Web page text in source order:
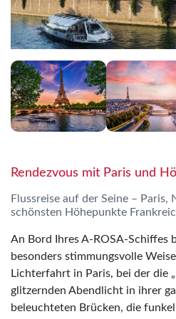
Rendezvous mit Paris und
Flussreise auf der Seine – Paris,
schönsten Höhepunkte
An Bord Ihres A-ROSA-Schiffes
besonders stimmungsvolle
Lichterfahrt in Paris, bei der die
glitzernden Abendlicht in ihrer
beleuchteten Brücken, die